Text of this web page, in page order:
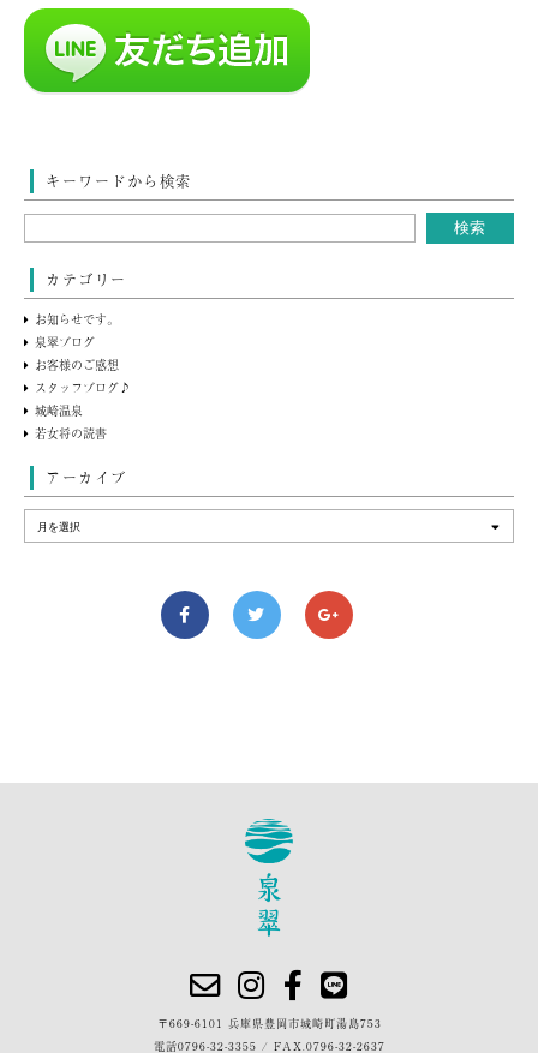
キーワードから検索
カテゴリー
お知らせです。
泉翠ブログ
お客様のご感想
スタッフブログ♪
城崎温泉
若女将の読書
アーカイブ
〒669-6101 兵庫県豊岡市城崎町湯島753
電話0796-32-3355 / FAX.0796-32-2637